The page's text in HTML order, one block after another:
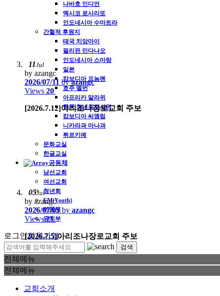
나바호 인디언
멕시코 로사리또
인도네시아 수마트라
간헐적 후원지
태국 치앙마이
필리핀 민다나오
인도네시아 스마랑
일본
캄보디아 프놈펜
호주 멜번
아프리카 말라위
한국 청년위로사역
캄보디아 씨엠립
니카라과 마나과
튀르키예
문화교실
한글교실
공동체
남선교회
여선교회
청년회
EM(Youth)
아동부
유치부
로그인회원가입
전체메뉴
전체메뉴
교회소개
11Jul
by azangc
2026/07/11 byazangc
Views 20
[2026.7.12]아리조나장로교회 주보
05Jul
by azangc
2026/07/05by azangc
Views21
[2026.7.5]아리조나장로교회 주보